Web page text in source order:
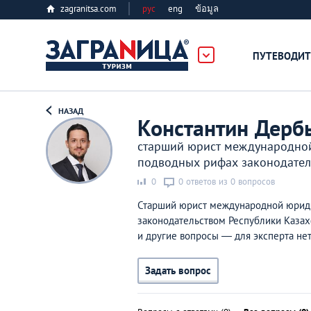
zagranitsa.com рус eng ข้อมูล
Алматы
Астана
Афины
НАЗАД
Константин
старший юрист
подводных рифах
0 0 ответов из 0 вопросов
Старший юрист международной
законодательством Республики
и другие вопросы — для эксперта
Задать вопрос